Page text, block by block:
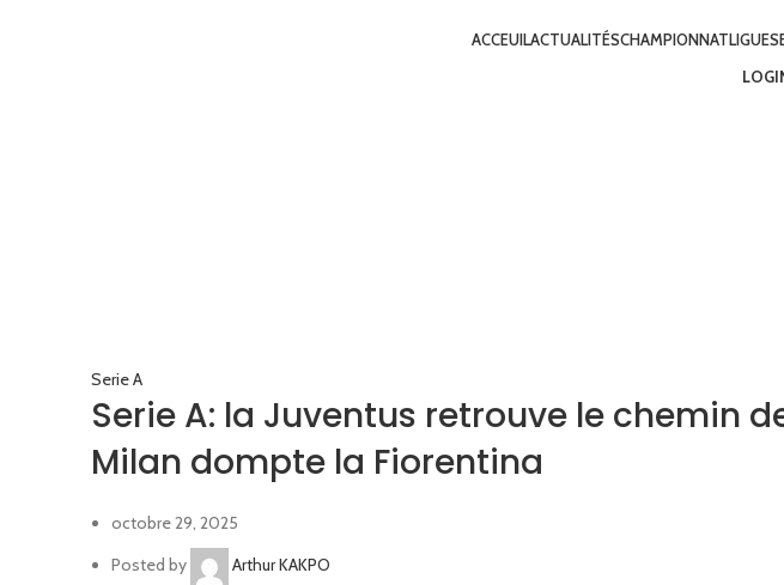
ACCEUILACTUALITÉSCHAMPIONNATLIGUES
Serie A
Serie A: la Juventus retrouve le chemin
Milan dompte la Fiorentina
octobre 29, 2025
Posted by
Arthur KAKPO